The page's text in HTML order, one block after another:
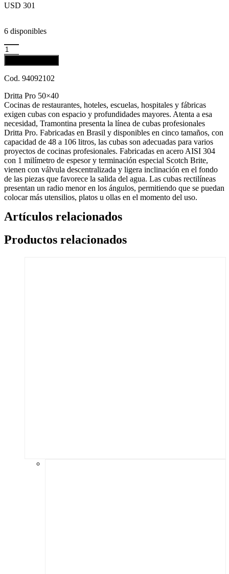
USD 301
6 disponibles
Cubeta
de
empotrar
professional
acero
inoxidable
50x40
cm
cantidad
Cod. 94092102
Dritta Pro 50×40
Cocinas de restaurantes, hoteles, escuelas, hospitales y fábricas
exigen cubas con espacio y profundidades mayores. Atenta a esa
necesidad, Tramontina presenta la línea de cubas profesionales
Dritta Pro. Fabricadas en Brasil y disponibles en cinco tamaños, con
capacidad de 48 a 106 litros, las cubas son adecuadas para varios
proyectos de cocinas profesionales. Fabricadas en acero AISI 304
con 1 milímetro de espesor y terminación especial Scotch Brite,
vienen con válvula descentralizada y ligera inclinación en el fondo
de las piezas que favorece la salida del agua. Las cubas rectilíneas
presentan un radio menor en los ángulos, permitiendo que se puedan
colocar más utensilios, platos u ollas en el momento del uso.
Artículos relacionados
Productos relacionados